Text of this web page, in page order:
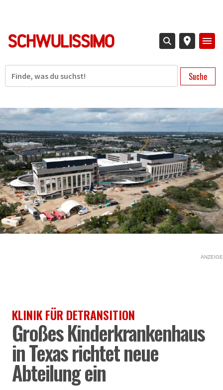
Suche
ANZEIGE
KLINIK FÜR DETRANSITION
Großes Kinderkrankenhaus
in Texas richtet neue
Abteilung ein